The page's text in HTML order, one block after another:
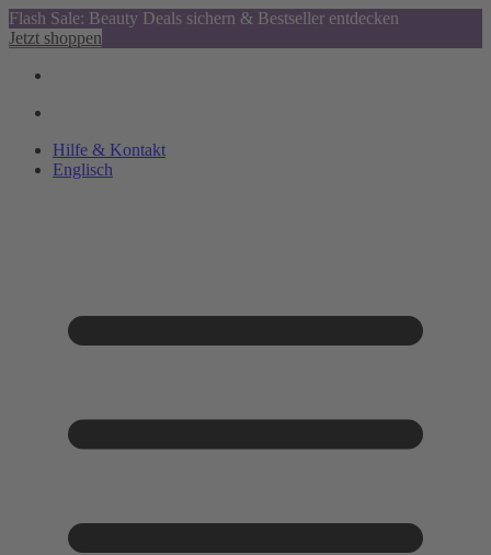
Flash Sale: Beauty Deals sichern & Bestseller entdecken
Jetzt shoppen
Hilfe & Kontakt
Englisch